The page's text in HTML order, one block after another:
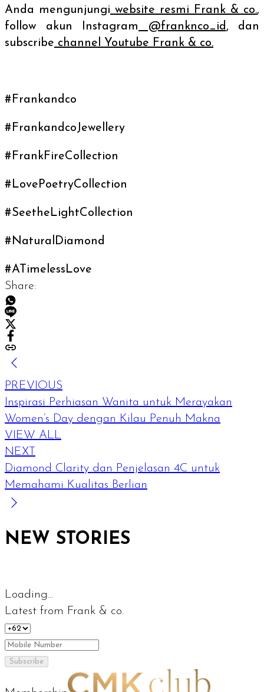
Anda mengunjungi website resmi Frank & co.,
follow akun Instagram @franknco_id , dan
subscribe channel Youtube Frank & co.
#Frankandco
#FrankandcoJewellery
#FrankFireCollection
#LovePoetryCollection
#SeetheLightCollection
#NaturalDiamond
#ATimelessLove
Share:
PREVIOUS
Inspirasi Perhiasan Wanita untuk Merayakan
Women’s Day dengan Kilau Penuh Makna
VIEW ALL
NEXT
Diamond Clarity dan Penjelasan 4C untuk
Memahami Kualitas Berlian
NEW STORIES
Loading...
Latest from Frank & co.
Subscribe